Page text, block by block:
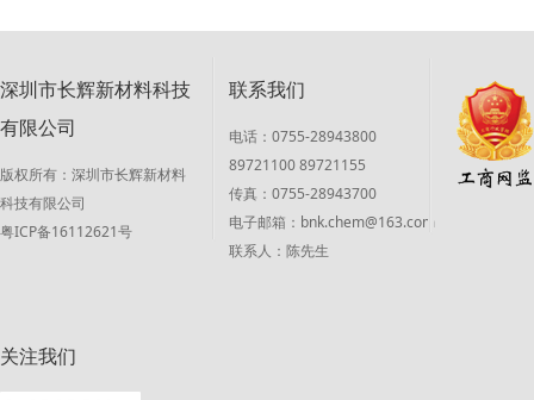
深圳市长辉新材料科技
有限公司
版权所有：深圳市长辉新材料
科技有限公司
粤ICP备16112621号
联系我们
电话：0755-28943800
89721100 89721155
传真：0755-28943700
电子邮箱：bnk.chem@163.com
联系人：陈先生
关注我们